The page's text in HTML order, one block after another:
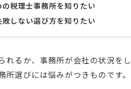
税理士事務所を知りたい
しない選び方を知りたい
れるか、事務所が会社の状況を
所選びには悩みがつきものです。